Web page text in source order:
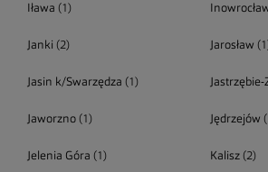
Iława (1)
Janki (2) Jarosław
Jasin k/Swarzędza (1)
Jaworzno (1) Jędrzejów
Jelenia Góra (1) Kalisz(2)